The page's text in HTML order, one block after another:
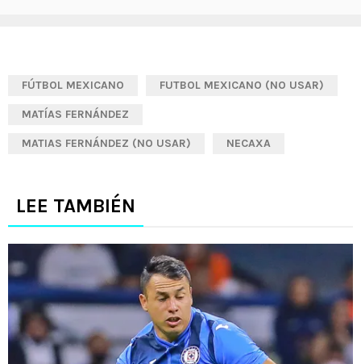
FÚTBOL MEXICANO FUTBOL MEXICANO (NO USAR)
MATÍAS FERNÁNDEZ
MATIAS FERNÁNDEZ (NO USAR) NECAXA
LEE TAMBIÉN